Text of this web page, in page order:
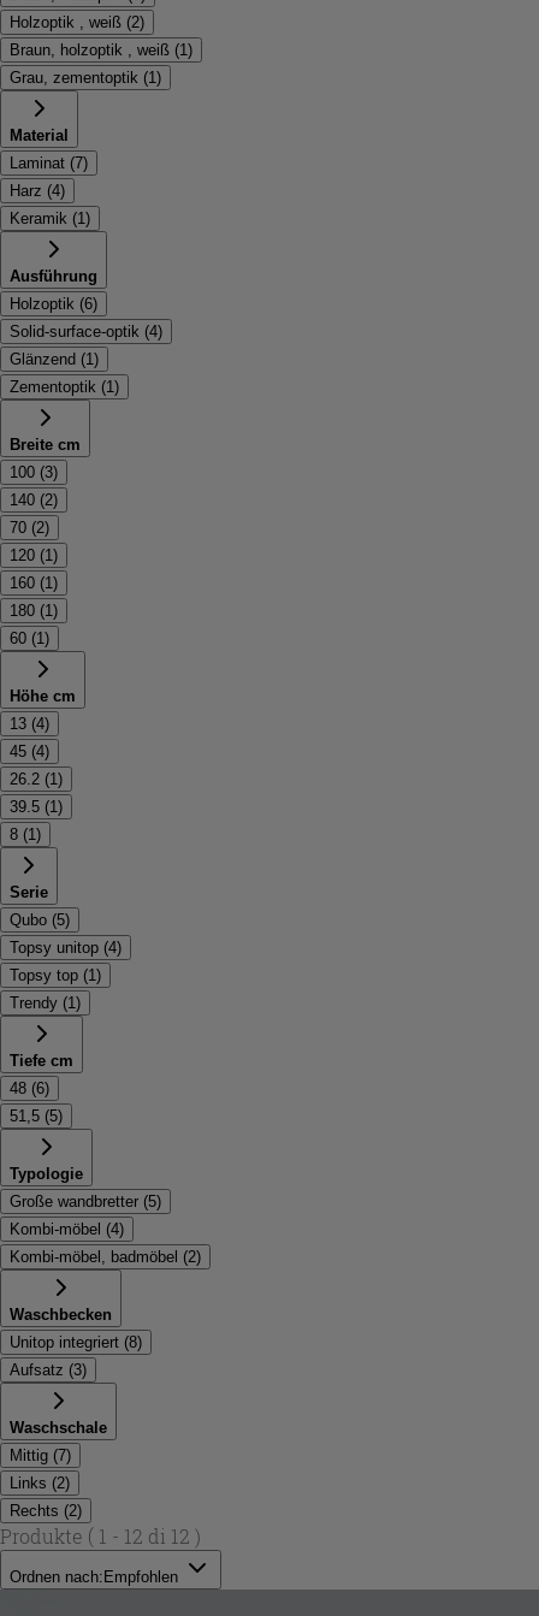
Holzoptik , weiß (2)
Braun, holzoptik , weiß (1 )
Grau, zementoptik (1 )
Material
Laminat (7)
Harz (4)
Keramik (1 )
Ausführung
Holzoptik (6)
Solid-surface-optik (4)
Glänzend (1 )
Zementoptik (1 )
Breite cm
100 (3)
140 (2)
70 (2)
120 (1 )
160 (1 )
180 (1 )
60 (1 )
Höhe cm
13 (4)
45 (4)
26.2 (1 )
39.5 (1 )
8 (1 )
Serie
Qubo (5)
Topsy unitop (4)
Topsy top (1 )
Trendy (1 )
Tiefe cm
48 (6)
51,5 (5)
Typologie
Große wandbretter (5)
Kombi-möbel (4)
Kombi-möbel, badmöbel (2)
Waschbecken
Unitop integriert (8)
Aufsatz (3)
Waschschale
Mittig (7)
Links (2)
Rechts (2)
Produkte ( 1 - 12 di 12 )
Ordnen nach: Empfohlen